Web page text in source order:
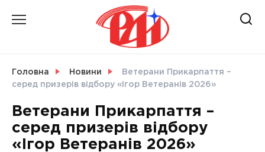
Головна Новини
Ветерани Прикарпаття –
серед призерів відбору «Ігор Ветеранів 2026»
Ветерани Прикарпаття –
серед призерів відбору
«Ігор Ветеранів 2026»